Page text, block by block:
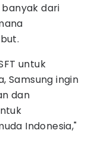
banyak dari
untuk
Samsung ingin
dan
Indonesia,"